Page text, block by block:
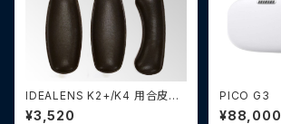
IDEALENS K2+/K4 用合皮パ
ッド（4部品セット）
¥3,520
PICO G3
¥88,000